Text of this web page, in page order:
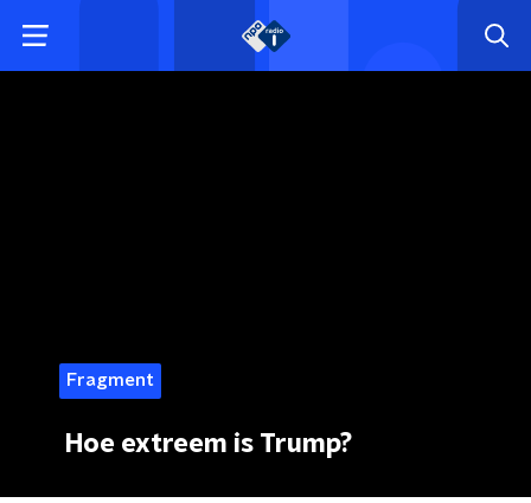
Fragment
Hoe extreem is Trump?